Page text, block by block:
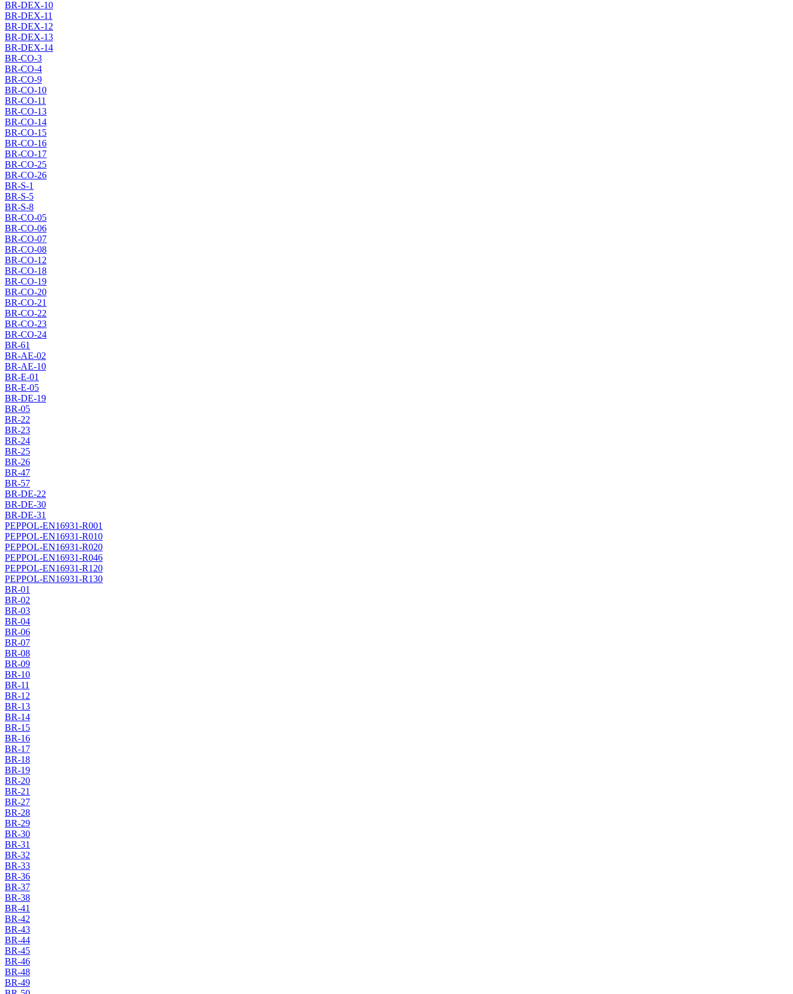
BR-DEX-10
BR-DEX-11
BR-DEX-12
BR-DEX-13
BR-DEX-14
BR-CO-3
BR-CO-4
BR-CO-9
BR-CO-10
BR-CO-11
BR-CO-13
BR-CO-14
BR-CO-15
BR-CO-16
BR-CO-17
BR-CO-25
BR-CO-26
BR-S-1
BR-S-5
BR-S-8
BR-CO-05
BR-CO-06
BR-CO-07
BR-CO-08
BR-CO-12
BR-CO-18
BR-CO-19
BR-CO-20
BR-CO-21
BR-CO-22
BR-CO-23
BR-CO-24
BR-61
BR-AE-02
BR-AE-10
BR-E-01
BR-E-05
BR-DE-19
BR-05
BR-22
BR-23
BR-24
BR-25
BR-26
BR-47
BR-57
BR-DE-22
BR-DE-30
BR-DE-31
PEPPOL-EN16931-R001
PEPPOL-EN16931-R010
PEPPOL-EN16931-R020
PEPPOL-EN16931-R046
PEPPOL-EN16931-R120
PEPPOL-EN16931-R130
BR-01
BR-02
BR-03
BR-04
BR-06
BR-07
BR-08
BR-09
BR-10
BR-11
BR-12
BR-13
BR-14
BR-15
BR-16
BR-17
BR-18
BR-19
BR-20
BR-21
BR-27
BR-28
BR-29
BR-30
BR-31
BR-32
BR-33
BR-36
BR-37
BR-38
BR-41
BR-42
BR-43
BR-44
BR-45
BR-46
BR-48
BR-49